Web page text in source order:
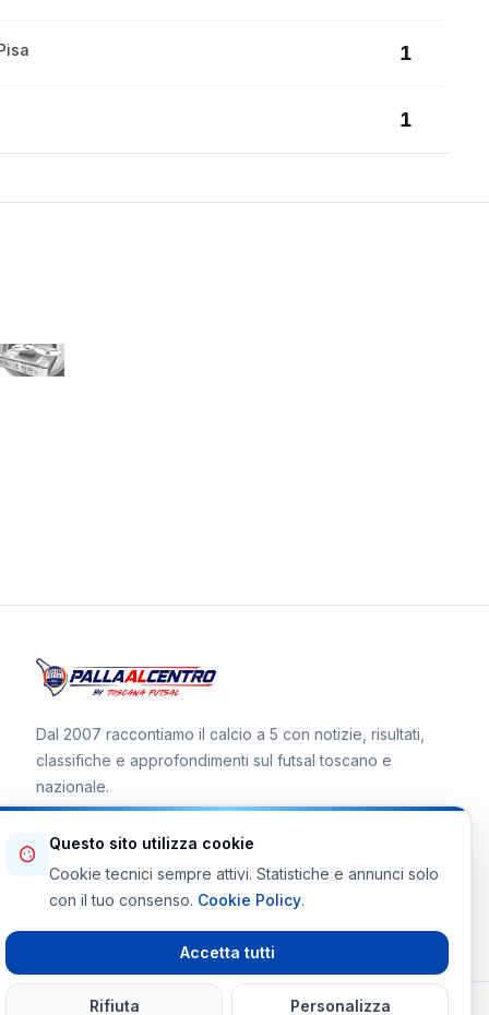
1
1
Dal 2007 raccontiamo il calcio a 5 con notizie, risultati,
classifiche e approfondimenti sul futsal toscano e
nazionale.
Canale WhatsApp
Telegram Toscana Futsal
Questo sito utilizza cookie
Cookie tecnici sempre attivi. Statistiche e annunci solo
con il tuo consenso. Cookie Policy.
Accetta tutti
Rifiuta Personalizza